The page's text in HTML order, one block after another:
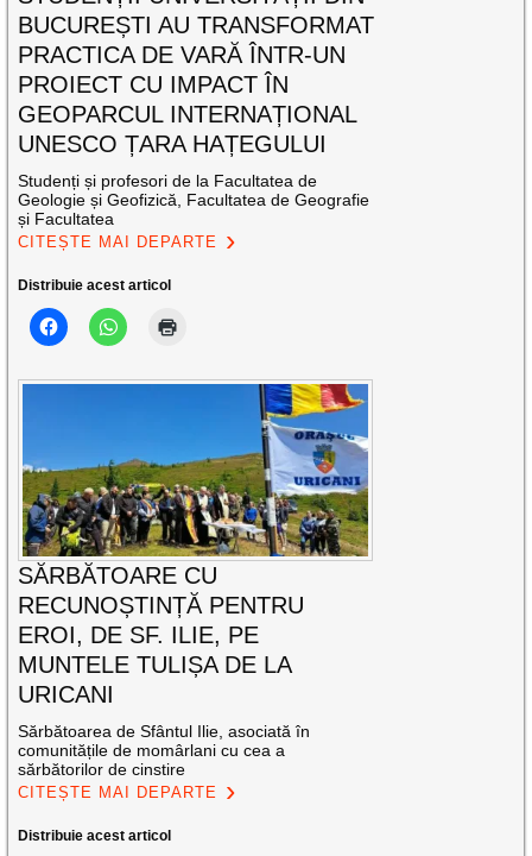
BUCUREȘTI AU TRANSFORMAT
PRACTICA DE VARĂ ÎNTR-UN
PROIECT CU IMPACT ÎN
GEOPARCUL INTERNAȚIONAL
UNESCO ȚARA HAȚEGULUI
Studenți și profesori de la Facultatea de
Geologie și Geofizică, Facultatea de Geografie
și Facultatea
CITEȘTE MAI DEPARTE
Distribuie acest articol
SĂRBĂTOARE CU
RECUNOȘTINȚĂ PENTRU
EROI, DE SF. ILIE, PE
MUNTELE TULIȘA DE LA
URICANI
Sărbătoarea de Sfântul Ilie, asociată în
comunitățile de momârlani cu cea a
sărbătorilor de cinstire
CITEȘTE MAI DEPARTE
Distribuie acest articol